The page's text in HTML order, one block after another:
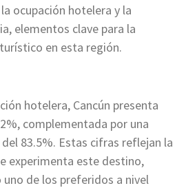
ocupación hotelera y la
elementos clave para la
en esta región.
hotelera, Cancún presenta
complementada por una
83.5%. Estas cifras reflejan la
experimenta este destino,
de los preferidos a nivel